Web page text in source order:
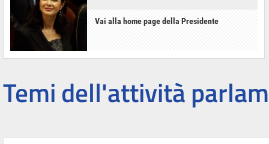
Vai alla home page della Presidente
Temi dell'attività